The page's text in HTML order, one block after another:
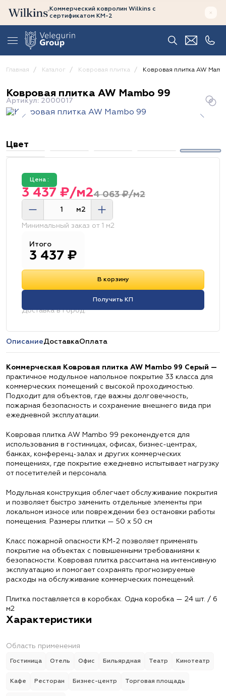
Коммерческий ковролин Wilkins с
сертификатом КМ-2
Главная Каталог Ковровая плитка Ковровая плитка AW
Ковровая плитка AW Mambo 99
Артикул: 2000017
Цвет
Цена :
4 063 ₽/м2
3 437 ₽/м2
м2
Минимальный заказ от 1 м2
Итого
3 437 ₽
В корзину
Получить КП
Доставка в город:
ОписаниеДоставкаОплата
Коммерческая Ковровая плитка AW Mambo 99 Серый —
практичное модульное напольное покрытие 33 класса для
коммерческих помещений с высокой проходимостью.
Подходит для объектов, где важны долговечность,
пожарная безопасность и сохранение внешнего вида при
ежедневной эксплуатации.
Ковровая плитка AW Mambo 99 рекомендуется для
использования в гостиницах, офисах, бизнес-центрах,
банках, конференц-залах и других коммерческих
помещениях, где покрытие ежедневно испытывает нагрузку
от посетителей и персонала.
Модульная конструкция облегчает обслуживание покрытия
и позволяет быстро заменить отдельные элементы при
локальном износе или повреждении без остановки работы
помещения. Размеры плитки — 50 х 50 см
Класс пожарной опасности КМ-2 позволяет применять
покрытие на объектах с повышенными требованиями к
безопасности. Ковровая плитка рассчитана на интенсивную
эксплуатацию и помогает сохранять прогнозируемые
расходы на обслуживание коммерческих помещений.
Плитка поставляется в коробках. Одна коробка — 24 шт. / 6
м2
Характеристики
Область применения
Гостиница Отель Офис Бильярдная Театр Кинотеатр
Кафе Ресторан Бизнес-центр Торговая площадь